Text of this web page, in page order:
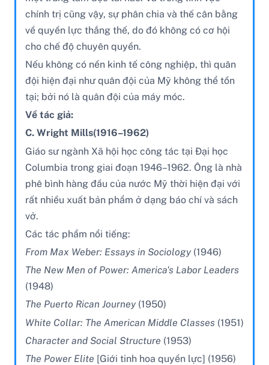
chính trị cũng vậy, sự phân chia và thế cân bằng
về quyền lực thắng thế, do đó không có cơ hội
cho chế độ chuyên quyền.
Nếu không có nền kinh tế công nghiệp, thì quân
đội hiện đại như quân đội của Mỹ không thể tồn
tại; bởi nó là quân đội của máy móc.
Về tác giả:
C. Wright Mills(1916–1962)
Giáo sư ngành Xã hội học công tác tại Đại học
Columbia trong giai đoạn 1946–1962. Ông là nhà
phê bình hàng đầu của nước Mỹ thời hiện đại với
rất nhiều xuất bản phẩm ở dạng báo chí và sách
vở.
Các tác phẩm nổi tiếng:
From Max Weber: Essays in Sociology(1946)
The New Men of Power: America's Labor Leaders
(1948)
The Puerto Rican Journey(1950)
White Collar: The American Middle Classes(1951)
Character and Social Structure (1953)
The Power Elite [Giới tinh hoa quyền lực] (1956)